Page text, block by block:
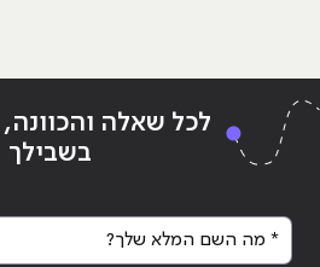
Continue reading
להתחיל מאפס"
לכל שאלה והכוונה,
בשבילך
* מה השם המלא שלך?